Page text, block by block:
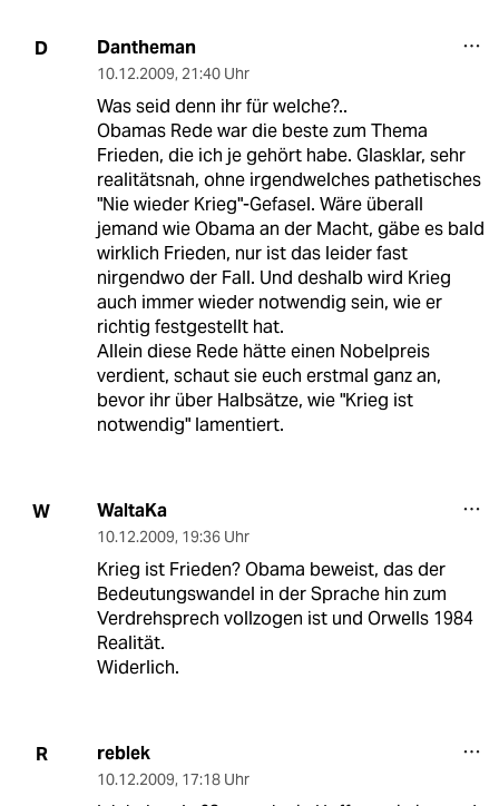
D Dantheman
10.12.2009, 21:40 Uhr
Was seid denn ihr für welche?..
Obamas Rede war die beste zum Thema
Frieden, die ich je gehört habe. Glasklar, sehr
realitätsnah, ohne irgendwelches pathetisches
"Nie wieder Krieg"-Gefasel. Wäre überall
jemand wie Obama an der Macht, gäbe es bald
wirklich Frieden, nur ist das leider fast
nirgendwo der Fall. Und deshalb wird Krieg
auch immer wieder notwendig sein, wie er
richtig festgestellt hat.
Allein diese Rede hätte einen Nobelpreis
verdient, schaut sie euch erstmal ganz an,
bevor ihr über Halbsätze, wie "Krieg ist
notwendig" lamentiert.
W WaltaKa
10.12.2009, 19:36 Uhr
Krieg ist Frieden? Obama beweist, das der
Bedeutungswandel in der Sprache hin zum
Verdrehsprech vollzogen ist und Orwells 1984
Realität.
Widerlich.
R reblek
10.12.2009, 17:18 Uhr